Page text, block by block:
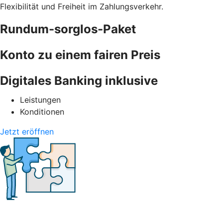
Flexibilität und Freiheit im Zahlungsverkehr.
Rundum-sorglos-Paket
Konto zu einem fairen Preis
Digitales Banking inklusive
Leistungen
Konditionen
Jetzt eröffnen